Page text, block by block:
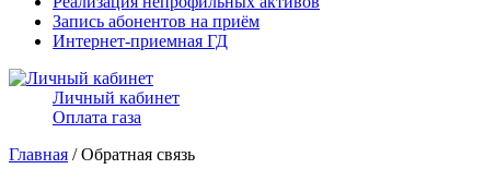
Запись абонентов на приём
Интернет-приемная ГД
Личный кабинет
Оплата газа
Главная / Обратная связь